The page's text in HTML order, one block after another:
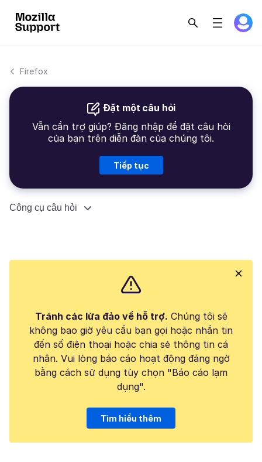
Firefox
Đặt một câu hỏi
Vẫn cần trợ giúp? Đăng nhập để đặt câu hỏi
của bạn trên diễn đàn của chúng tôi.
Tiếp tục
Công cụ câu hỏi
Tránh các lừa đảo về hỗ trợ. Chúng tôi sẽ
không bao giờ yêu cầu bạn gọi hoặc nhắn tin
đến số điện thoại hoặc chia sẻ thông tin cá
nhân. Vui lòng báo cáo hoạt động đáng ngờ
bằng cách sử dụng tùy chọn "Báo cáo lạm
dụng".
Tìm hiểu thêm